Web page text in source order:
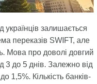
залишається
переказів SWIFT, але
Мова про доволі довгий
3 до 5 днів. Залежно від
1,5%. Кількість банків-